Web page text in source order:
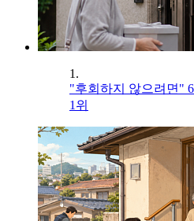
1.
"후회하지 않으려면"
1위